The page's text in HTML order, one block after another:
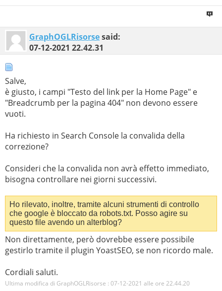
GraphOGLRisorsesaid:
07-12-2021 22.42.31
Salve,
è giusto, i campi "Testo del link per la Home Page" e
"Breadcrumb per la pagina 404" non devono essere
vuoti.
Ha richiesto in Search Console la convalida della
correzione?
Consideri che la convalida non avrà effetto immediato,
bisogna controllare nei giorni successivi.
Ho rilevato, inoltre, tramite alcuni strumenti di controllo
che google è bloccato da robots.txt. Posso agire su
questo file avendo un alterblog?
Non direttamente, però dovrebbe essere possibile
gestirlo tramite il plugin YoastSEO, se non ricordo male.
Cordiali saluti.
Ultima modifica di GraphOGLRisorse : 07-12-2021 alle ore 22.44.20